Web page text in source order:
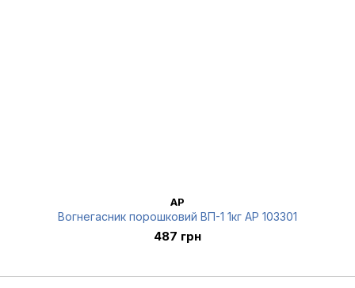
AP
Вогнегасник порошковий ВП-1 1кг AP 103301
487 грн